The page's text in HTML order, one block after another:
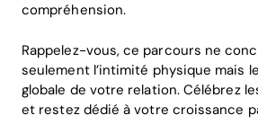
compréhension.
Rappelez-vous, ce parcours ne
seulement l’intimité physique mais
globale de votre relation. Célébrez
et restez dédié à votre croissance